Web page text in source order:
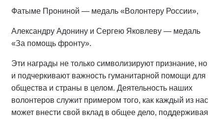
Фатыме Прониной — медаль «Волонтеру России»,
Александру Адонину и Сергею Яковлеву — медаль
«За помощь фронту».
Эти награды не только символизируют признание, но
и подчеркивают важность гуманитарной помощи для
общества и страны в целом. Деятельность наших
волонтеров служит примером того, как каждый из нас
может внести свой вклад в общее дело, поддерживая